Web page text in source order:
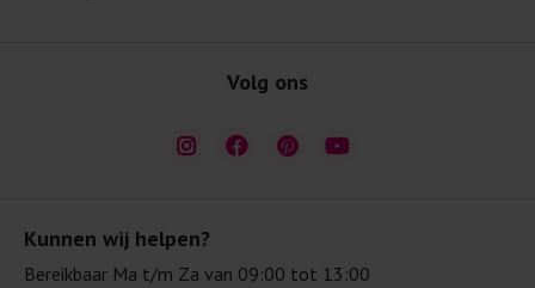
Kunnen wij helpen?
Bereikbaar Ma t/m Za van 09:00 tot 13:00
Volg ons